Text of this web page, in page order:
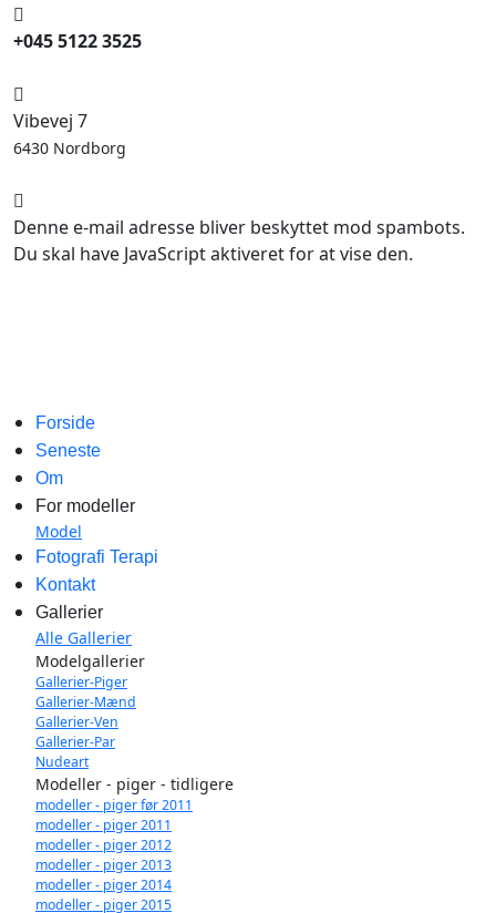
+045 5122 3525
Vibevej 7
6430 Nordborg
Denne e-mail adresse bliver beskyttet mod spambots.
Du skal have JavaScript aktiveret for at vise den.
Forside
Seneste
Om
For modeller
Model
Fotografi Terapi
Kontakt
Gallerier
Alle Gallerier
Modelgallerier
Gallerier-Piger
Gallerier-Mænd
Gallerier-Ven
Gallerier-Par
Nudeart
Modeller - piger - tidligere
modeller - piger før 2011
modeller - piger 2011
modeller - piger 2012
modeller - piger 2013
modeller - piger 2014
modeller - piger 2015